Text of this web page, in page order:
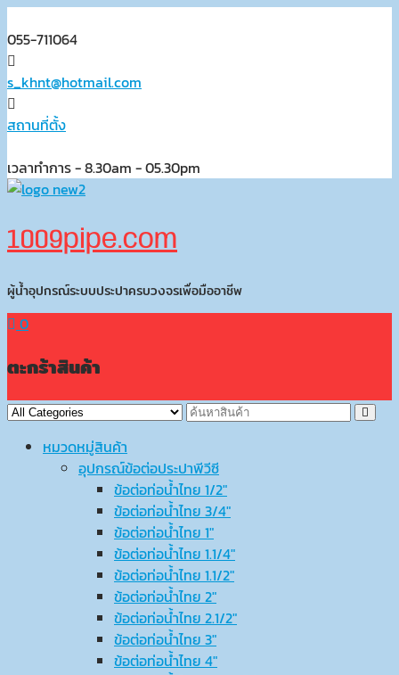
to
content
055-711064
s_khnt@hotmail.com
สถานที่ตั้ง
เวลาทำการ - 8.30am - 05.30pm
1009pipe.com
ผู้น้ำอุปกรณ์ระบบประปาครบวงจรเพื่อมืออาชีพ
0
ตะกร้าสินค้า
หมวดหมู่สินค้า
อุปกรณ์ข้อต่อประปาพีวีซี
ข้อต่อท่อน้ำไทย 1/2″
ข้อต่อท่อน้ำไทย 3/4″
ข้อต่อท่อน้ำไทย 1″
ข้อต่อท่อน้ำไทย 1.1/4″
ข้อต่อท่อน้ำไทย 1.1/2″
ข้อต่อท่อน้ำไทย 2″
ข้อต่อท่อน้ำไทย 2.1/2″
ข้อต่อท่อน้ำไทย 3″
ข้อต่อท่อน้ำไทย 4″